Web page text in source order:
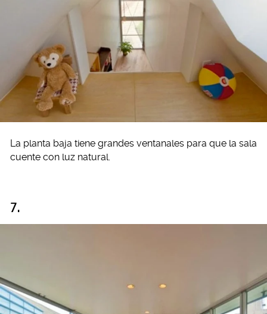
La planta baja tiene grandes ventanales para que la sala
cuente con luz natural.
7.